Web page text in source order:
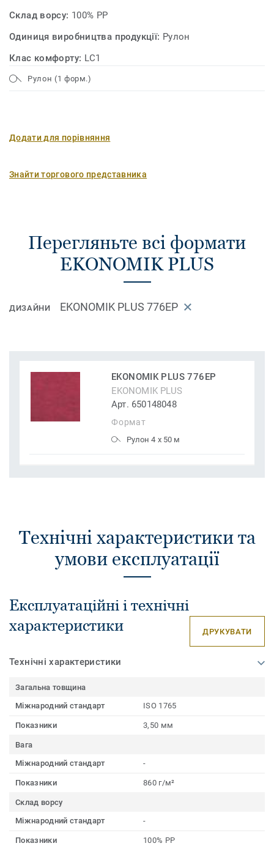
Склад ворсу: 100% PP
Одиниця виробництва продукції: Рулон
Клас комфорту: LC1
Рулон (1 форм.)
Додати для порівняння
Знайти торгового представника
Перегляньте всі формати
EKONOMIK PLUS
ДИЗАЙНИ EKONOMIK PLUS 776EP
EKONOMIK PLUS 776EP
EKONOMIK PLUS
Арт. 650148048
Формат
Рулон 4 x 50 м
Технічні характеристики та
умови експлуатації
Експлуатаційні і технічні
характеристики
ДРУКУВАТИ
Технічні характеристики
Загальна товщина
Міжнародний стандарт
ISO 1765
Показники 3,50 мм
Вага
Міжнародний стандарт
-
Показники 860 г/м²
Склад ворсу
Міжнародний стандарт
-
Показники 100% PP